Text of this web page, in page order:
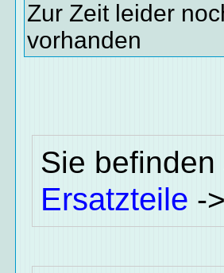
Zur Zeit leider
vorhanden
Sie
Ersatzteile ->